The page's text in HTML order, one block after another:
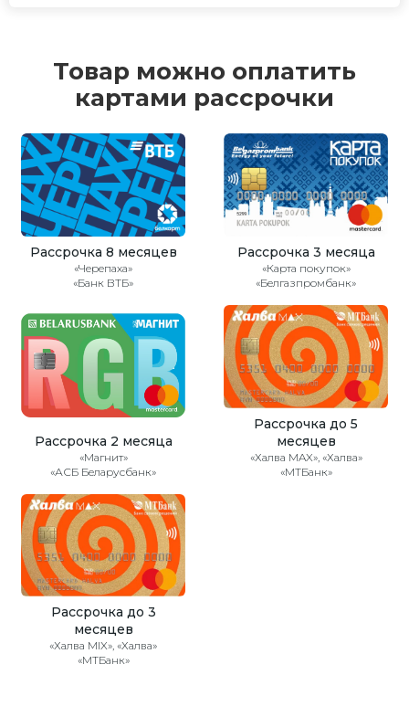
Товар можно оплатить
картами рассрочки
Рассрочка 8 месяцев
«Черепаха»
«Банк ВТБ»
Рассрочка 3 месяца
«Карта покупок»
«Белгазпромбанк»
Рассрочка 2 месяца
«Магнит»
«АСБ Беларусбанк»
Рассрочка до 5
месяцев
«Халва MAX», «Халва»
«МТБанк»
Рассрочка до 3
месяцев
«Халва MIX», «Халва»
«МТБанк»